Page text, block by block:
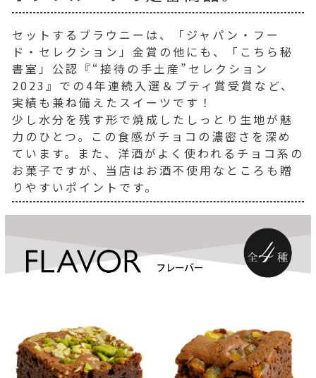
セットするブラウニーは、「ジャパン・フー
ド・セレクション」金賞の他にも、「こちら秘
書室」公認『“接待の手土産”セレクション
2023』での4年連続入選＆プティ賞受賞など、
実績も兼ね備えたスイーツです！
少し水分を残す形で焼成したしっとり生地が魅
力のひとつ。この食感がチョコの濃密さを深め
ています。また、洋酒がよく使われるチョコ系の
お菓子ですが、当店はお酒不使用なところも贈
りやすいポイントです。